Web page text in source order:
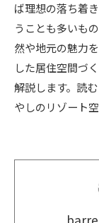
ば理想の落ち着
うことも多いも
然や地元の魅力
した居住空間づ
解説します。読
やしのリゾート